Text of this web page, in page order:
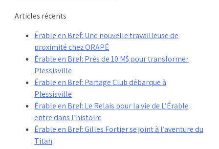
Articles récents
Érable en Bref: Une nouvelle travailleuse de
proximité chez ORAPÉ
Érable en Bref: Près de 10 M$ pour transformer
Plessisville
Érable en Bref: Partage Club débarque à
Plessisville
Érable en Bref: Le Relais pour la vie de L’Érable
entre dans l’histoire
Érable en Bref: Gilles Fortier se joint à l’aventure du
Titan